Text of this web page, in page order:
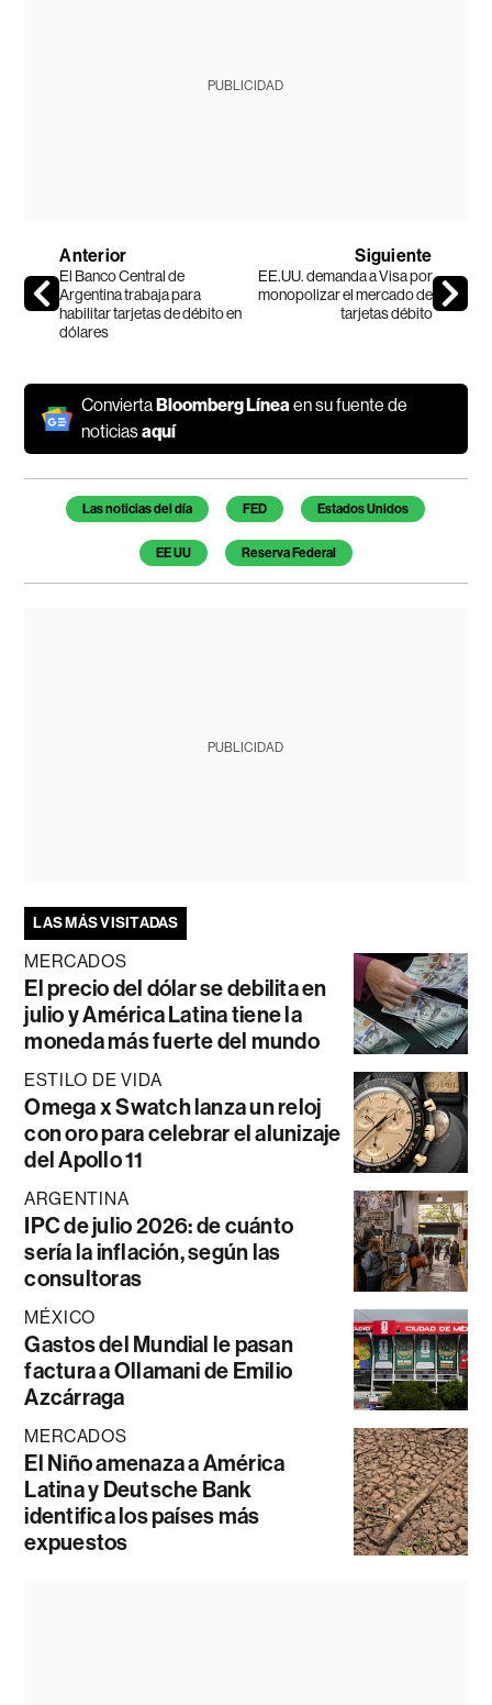
PUBLICIDAD
Anterior
El Banco Central de
Argentina trabaja para
habilitar tarjetas de débito en
dólares
Siguiente
EE.UU. demanda a Visa por
monopolizar el mercado de
tarjetas débito
ConviertaBloomberg Líneaen su fuente de
noticiasaquí
Temas de este artículo
Las noticias del día FED Estados Unidos
EE UU Reserva Federal
PUBLICIDAD
LAS MÁS VISITADAS
MERCADOS
El precio del dólar se debilita en
julio y América Latina tiene la
moneda más fuerte del mundo
ESTILO DE VIDA
Omega x Swatch lanza un reloj
con oro para celebrar el alunizaje
del Apollo 11
ARGENTINA
IPC de julio 2026: de cuánto
sería la inflación, según las
consultoras
MÉXICO
Gastos del Mundial le pasan
factura a Ollamani de Emilio
Azcárraga
MERCADOS
El Niño amenaza a América
Latina y Deutsche Bank
identifica los países más
expuestos